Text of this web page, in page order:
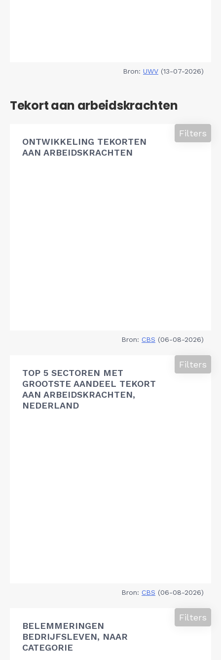
Bron: UWV (13-07-2026)
Tekort aan arbeidskrachten
ONTWIKKELING TEKORTEN
AAN ARBEIDSKRACHTEN
Filters
Bron: CBS (06-08-2026)
TOP 5 SECTOREN MET
GROOTSTE AANDEEL TEKORT
AAN ARBEIDSKRACHTEN,
NEDERLAND
Filters
Bron: CBS (06-08-2026)
BELEMMERINGEN
BEDRIJFSLEVEN, NAAR
CATEGORIE
Filters